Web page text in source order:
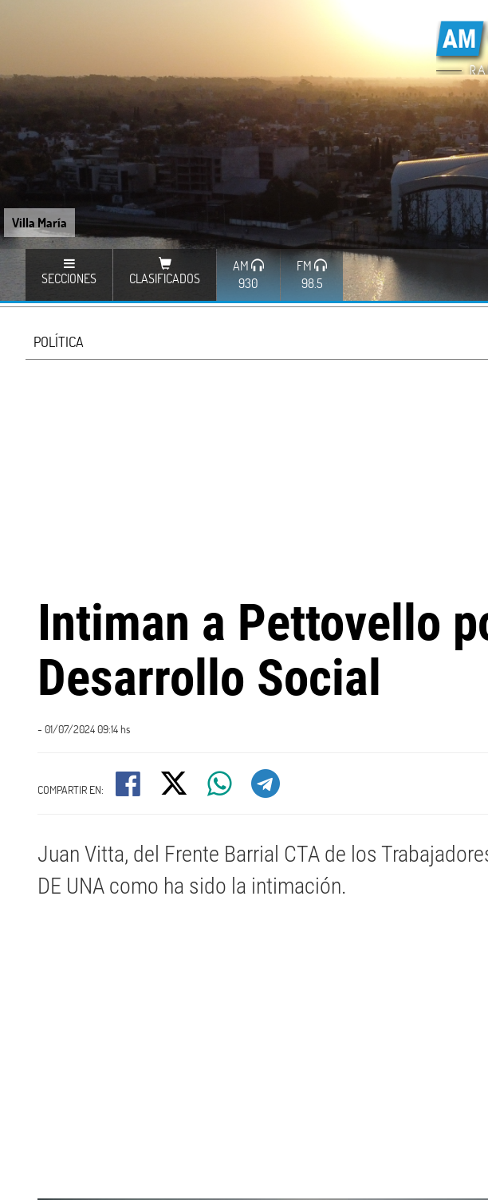
Villa María
SECCIONES CLASIFICADOS
AM
930
FM
98.5
POLÍTICA
Intiman a Pettovello
Desarrollo Social
- 01/07/2024 09:14 hs
COMPARTIR EN:
Juan Vitta, del Frente Barrial CTA de los
DE UNA como ha sido la intimación.